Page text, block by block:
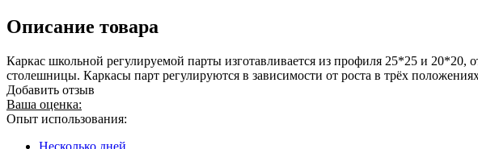
Описание товара
Каркас школьной регулируемой парты изготавливается из профиля 25*25 и
столешницы. Каркасы парт регулируются в зависимости от роста в трёх
Добавить отзыв
Ваша оценка:
Опыт использования:
Несколько дней